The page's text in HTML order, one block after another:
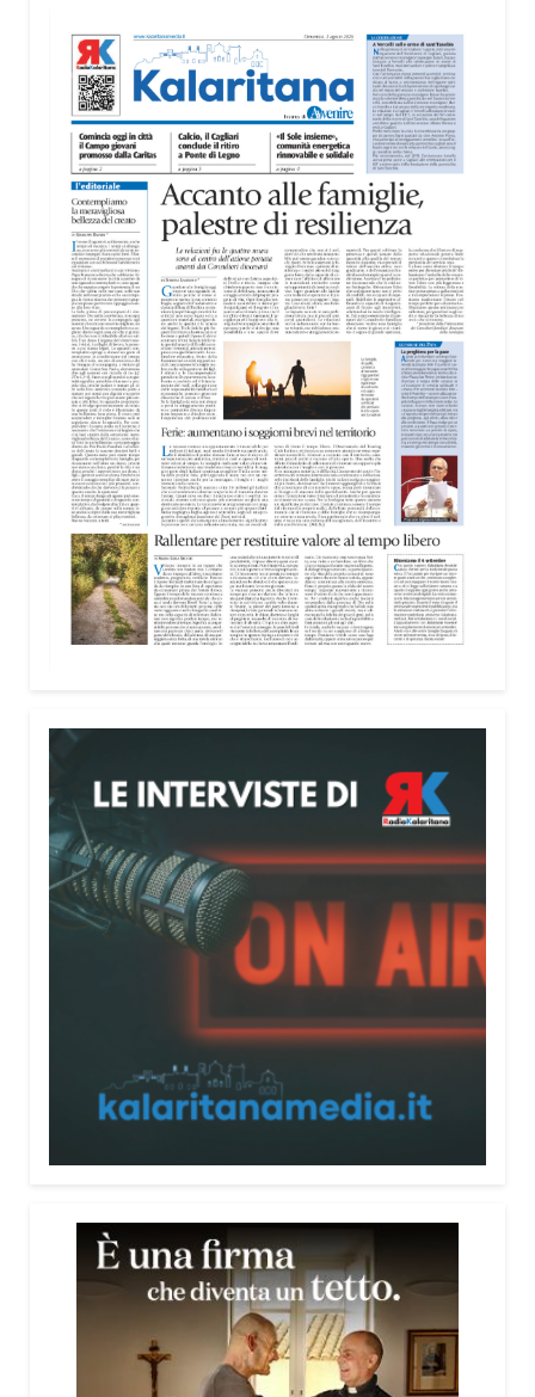
con disabilità nelle attività dell’OAMI al supporto nei
centri di accoglienza per migranti, dove
contribuiscono anche alla cura degli spazi comuni.
«Prendersi cura degli ambienti significa favorire
accoglienza e dignità», racconta Alessandro
Adimari.
Tra i partecipanti anche i seminaristi, impegnati
accanto agli anziani della casa di riposo Cristo Re.
«Un’esperienza di crescita umana e spirituale che
rafforza la vocazione al servizio», sottolinea
Cristiano Pani.
Il programma dedica spazio anche ai temi della
pace e della cooperazione nel Mediterraneo. Oggi
pomeriggio, alla Mediateca del Mediterraneo
(MEM), l’incontro con l’arcivescovo monsignor
Giuseppe Baturi ha approfondito il ruolo dei giovani
nella costruzione di ponti tra culture e popoli, con
un confronto inserito nel percorso “Cagliari Città
della Pace e del Mediterraneo”, progetto che
promuove il dialogo e la collaborazione tra le
libanese del Consiglio dei Giovani del
Mediterraneo della CEI: «Il campo è molto più di
un’esperienza di volontariato: è un’opportunità per
costruire relazioni attraverso il servizio, linguaggio
universale capace di unire persone diverse».
Condividi:
X WhatsApp
E-mail Stampa